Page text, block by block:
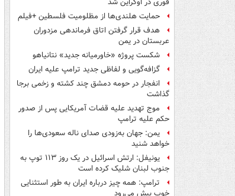
فوری در اوکراین شد
حمایت هلندی‌ها از مظلومیت فلسطین +فیلم
هدف قرار گرفتن اتاق‌ فرماندهی مزدوران
عربستان در یمن
شکست پروژه «خاورمیانه جدید» نتانیاهو
گزافه‌گویی و لفاظی جدید ترامپ علیه ایران
انفجار در حومه دمشق چند کشته و زخمی برجا
گذاشت
موج تهدید علیه قضات آمریکایی پس از صدور
حکم علیه ترامپ
یمن: جهان به‌زودی صدای ناله سعودی‌ها را
خواهد شنید
یونیفل: ارتش اسرائیل در یک روز ۱۱۳ توپ به
جنوب لبنان شلیک کرده است
ترامپ: همه چیز درباره ایران به طور استثنایی
خوب پیش می‌رود